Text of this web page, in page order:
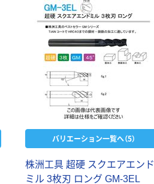
バリエーション一覧へ（5）
株洲工具 超硬 スクエアエンド
ミル 3枚刃 ロング GM-3EL